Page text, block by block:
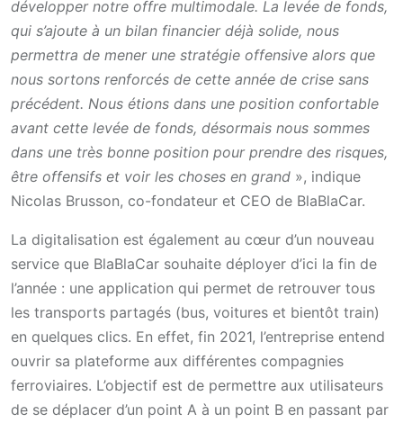
développer notre offre multimodale. La levée de fonds,
qui s’ajoute à un bilan financier déjà solide, nous
permettra de mener une stratégie offensive alors que
nous sortons renforcés de cette année de crise sans
précédent. Nous étions dans une position confortable
avant cette levée de fonds, désormais nous sommes
dans une très bonne position pour prendre des risques,
être offensifs et voir les choses en grand », indique
Nicolas Brusson, co-fondateur et CEO de BlaBlaCar.
La digitalisation est également au cœur d’un nouveau
service que BlaBlaCar souhaite déployer d’ici la fin de
l’année : une application qui permet de retrouver tous
les transports partagés (bus, voitures et bientôt train)
en quelques clics. En effet, fin 2021, l’entreprise entend
ouvrir sa plateforme aux différentes compagnies
ferroviaires. L’objectif est de permettre aux utilisateurs
de se déplacer d’un point A à un point B en passant par